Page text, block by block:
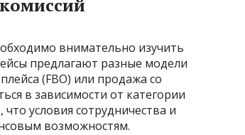
внимательно изучить
предлагают разные модели
(FBO) или продажа со
в зависимости от категории
условия сотрудничества и
возможностям.